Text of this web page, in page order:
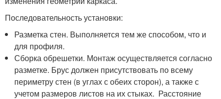
Последовательность установки:
Разметка стен. Выполняется тем же способом, что и
для профиля.
Сборка обрешетки. Монтаж осуществляется согласно
разметке. Брус должен присутствовать по всему
периметру стен (в углах с обеих сторон), а также с
учетом размеров листов на их стыках. Расстояние